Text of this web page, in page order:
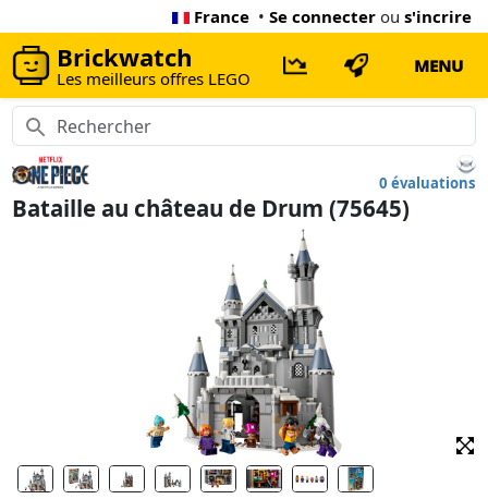
France • Se connecter ou s'incrire
Brickwatch
Les meilleurs offres LEGO
MENU
0 évaluations
Bataille au château de Drum (75645)